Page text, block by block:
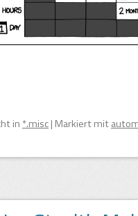
in *.misc| Markiert mit